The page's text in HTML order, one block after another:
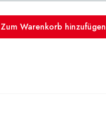
Zum Warenkorb hinzufügen